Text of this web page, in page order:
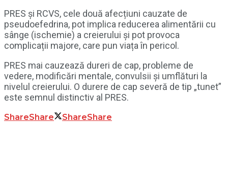
PRES și RCVS, cele două afecțiuni cauzate de
pseudoefedrina, pot implica reducerea alimentării cu
sânge (ischemie) a creierului și pot provoca
complicații majore, care pun viața în pericol.
PRES mai cauzează dureri de cap, probleme de
vedere, modificări mentale, convulsii și umflături la
nivelul creierului. O durere de cap severă de tip „tunet”
este semnul distinctiv al PRES.
ShareShare ShareShare